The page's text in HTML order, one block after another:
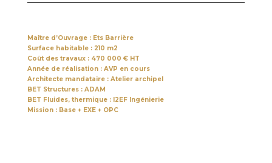
Maître d’Ouvrage : Ets Barrière
Surface habitable : 210 m2
Coût des travaux : 470 000 € HT
Année de réalisation : AVP en cours
Architecte mandataire : Atelier archipel
BET Structures : ADAM
BET Fluides, thermique : I2EF Ingénierie
Mission : Base + EXE + OPC